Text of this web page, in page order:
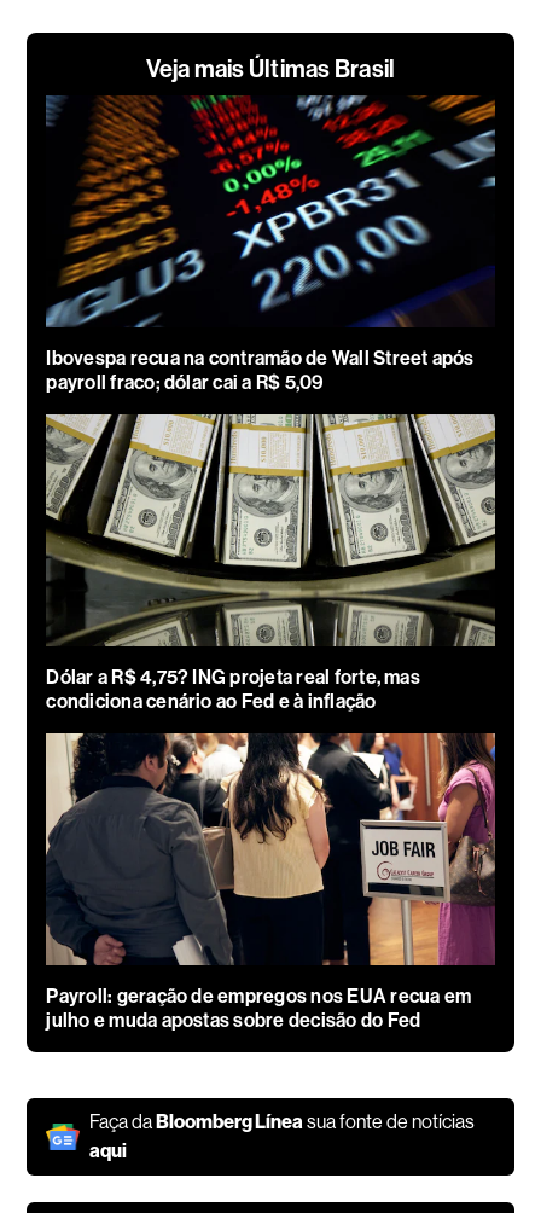
Veja mais Últimas Brasil
Ibovespa recua na contramão de Wall Street após
payroll fraco; dólar cai a R$ 5,09
Dólar a R$ 4,75? ING projeta real forte, mas
condiciona cenário ao Fed e à inflação
Payroll: geração de empregos nos EUA recua em
julho e muda apostas sobre decisão do Fed
Faça daBloomberg Líneasua fonte de notícias
aqui